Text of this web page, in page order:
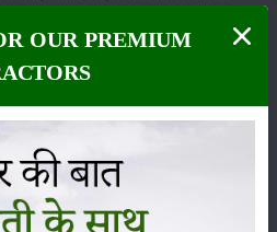
है मोटल ग्रीन खीरे की किस्म
दूरी रखी जाती है। इसके अलावा एक बेल से
जाती है। ग्रीष्म ऋतु की फसल के लिए बीजों
पहले उन्हें 12 घंटे पानी में भिगोकर रखना
OUR PREMIUM